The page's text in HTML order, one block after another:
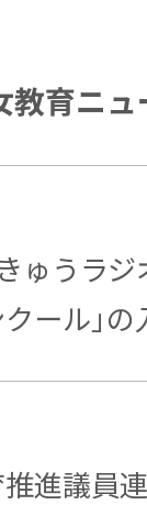
教育ニュ
ゅうラ
ール」
進議員